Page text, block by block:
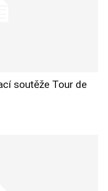
soutěže Tour de